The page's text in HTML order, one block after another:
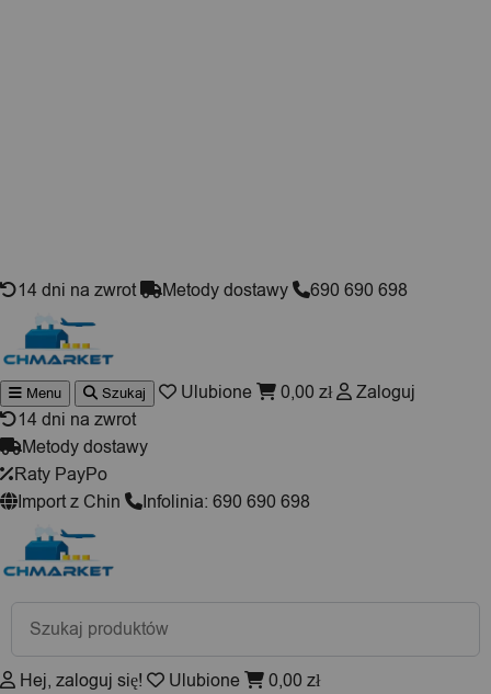
14 dni na zwrot Metody dostawy 690 690 698
Wyszukiwarka
produktów
Menu Szukaj Ulubione 0,00 zł
Zaloguj
14 dni na zwrot
Metody dostawy
Raty PayPo
Import z Chin
Infolinia: 690 690 698
Wyszukiwarka
produktów
Hej, zaloguj się! Ulubione 0,00 zł